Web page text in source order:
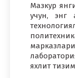
Мазкур
учун, энг
яхлит